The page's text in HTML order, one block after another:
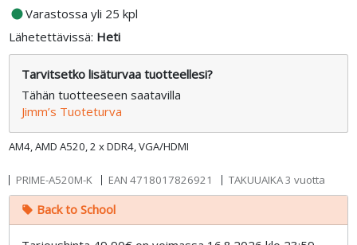
AM4, AMD A520, 2 x DDR4, VGA/HDMI
fiber_manual_recordVarastossa yli 25 kpl
Lähetettävissä: Heti
Tarvitsetko lisäturvaa tuotteellesi?
Tähän tuotteeseen saatavilla
Jimm’s Tuoteturva
PRIME-A520M-K EAN 4718017826921 TAKUUAIKA 3 vuotta
local_offer Back to School